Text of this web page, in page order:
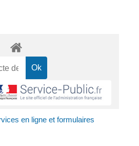
en ligne et formulaires